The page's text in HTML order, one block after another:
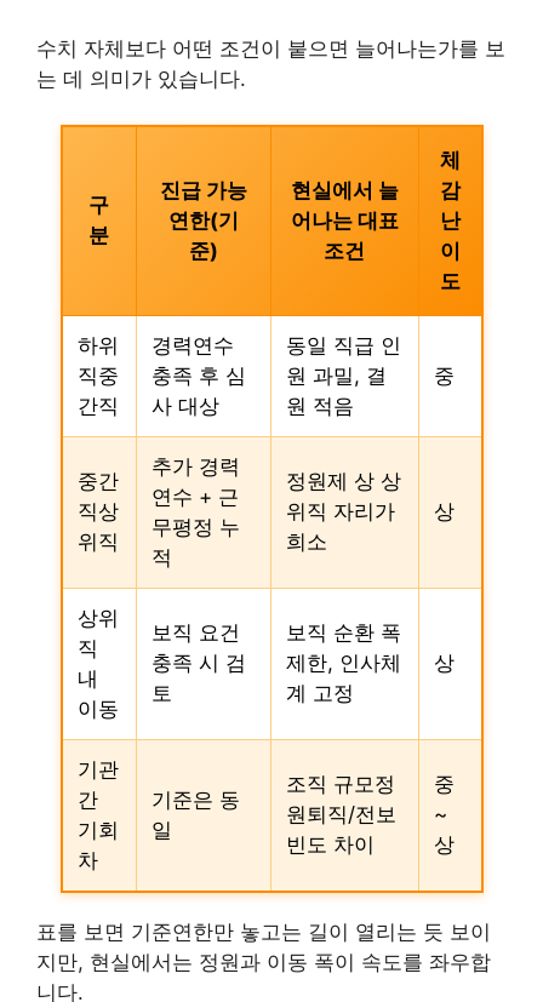
수치 자체보다 어떤 조건이 붙으면 늘어나는가를 보
는 데 의미가 있습니다.
구
분
진급 가능
연한(기
준)
현실에서 늘
어나는 대표
조건
체
감
난
이
도
하위
직중
간직
경력연수
충족 후 심
사 대상
동일 직급 인
원 과밀, 결
원 적음
중
중간
직상
위직
추가 경력
연수 + 근
무평정 누
적
정원제 상 상
위직 자리가
희소
상
상위
직
내
이동
보직 요건
충족 시 검
토
보직 순환 폭
제한, 인사체
계 고정
상
기관
간
기회
차
기준은 동
일
조직 규모정
원퇴직/전보
빈도 차이
중
~
상
표를 보면 기준연한만 놓고는 길이 열리는 듯 보이
지만, 현실에서는 정원과 이동 폭이 속도를 좌우합
니다.